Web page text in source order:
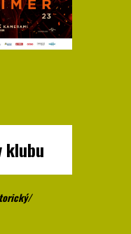
klubu